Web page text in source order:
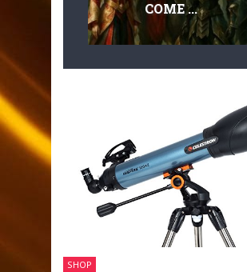
COME ...
SHOP